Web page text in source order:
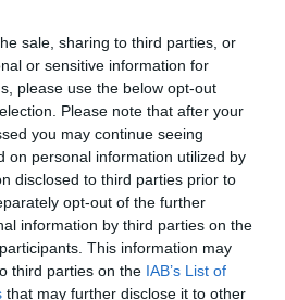
sale, sharing to third parties, or
or sensitive information for
please use the below opt-out
Please note that after your
you may continue seeing
on personal information utilized by
disclosed to third parties prior to
opt-out of the further
information by third parties on the
This information may
third parties on the IAB’s List of
that may further disclose it to other